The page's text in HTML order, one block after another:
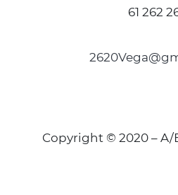
61 262
Copyright © 2020 – A/